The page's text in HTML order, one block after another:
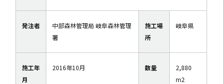
発注者
中部森林管理局 岐阜森林管理
署
施工場
所
岐阜県
施工年
月
2016年10月 数量
2,880
m2